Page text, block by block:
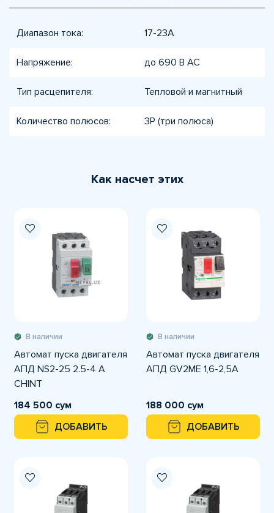
Диапазон тока: 17-23A
Напряжение: до 690 В AC
Тип расцепителя: Тепловой и магнитный
Количество полюсов: 3P (три полюса)
Как насчет этих
В наличии
Автомат пуска двигателя
АПД NS2-25 2.5-4 A
CHINT
184 500 сум
ДОБАВИТЬ
В наличии
Автомат пуска двигателя
АПД GV2ME 1,6-2,5A
188 000 сум
ДОБАВИТЬ